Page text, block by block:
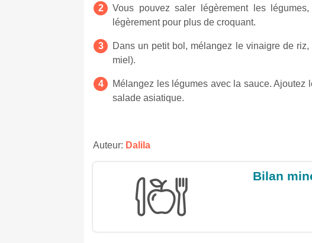
Vous pouvez saler légèrement les
légèrement pour plus de croquant.
Dans un petit bol, mélangez le vinaigre de
miel).
Mélangez les légumes avec la sauce. Ajoutez
salade asiatique.
Auteur: Dalila
Bilan